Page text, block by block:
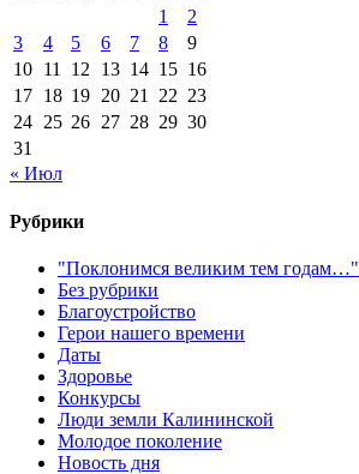
1
2
3
4 5 6 7 8
9
10 11 12 13 14 15 16
17 18 19 20 21 22 23
24 25 26 27 28 29 30
31
« Июл
Рубрики
"Поклонимся великим тем годам…"
Без рубрики
Благоустройство
Герои нашего времени
Даты
Здоровье
Конкурсы
Люди земли Калининской
Молодое поколение
Новость дня